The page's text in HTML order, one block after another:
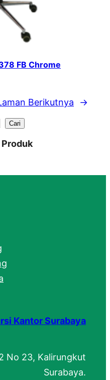
FB Chrome
Berikutnya →
Cari
Kantor Surabaya
No 23, Kalirungkut
Surabaya.